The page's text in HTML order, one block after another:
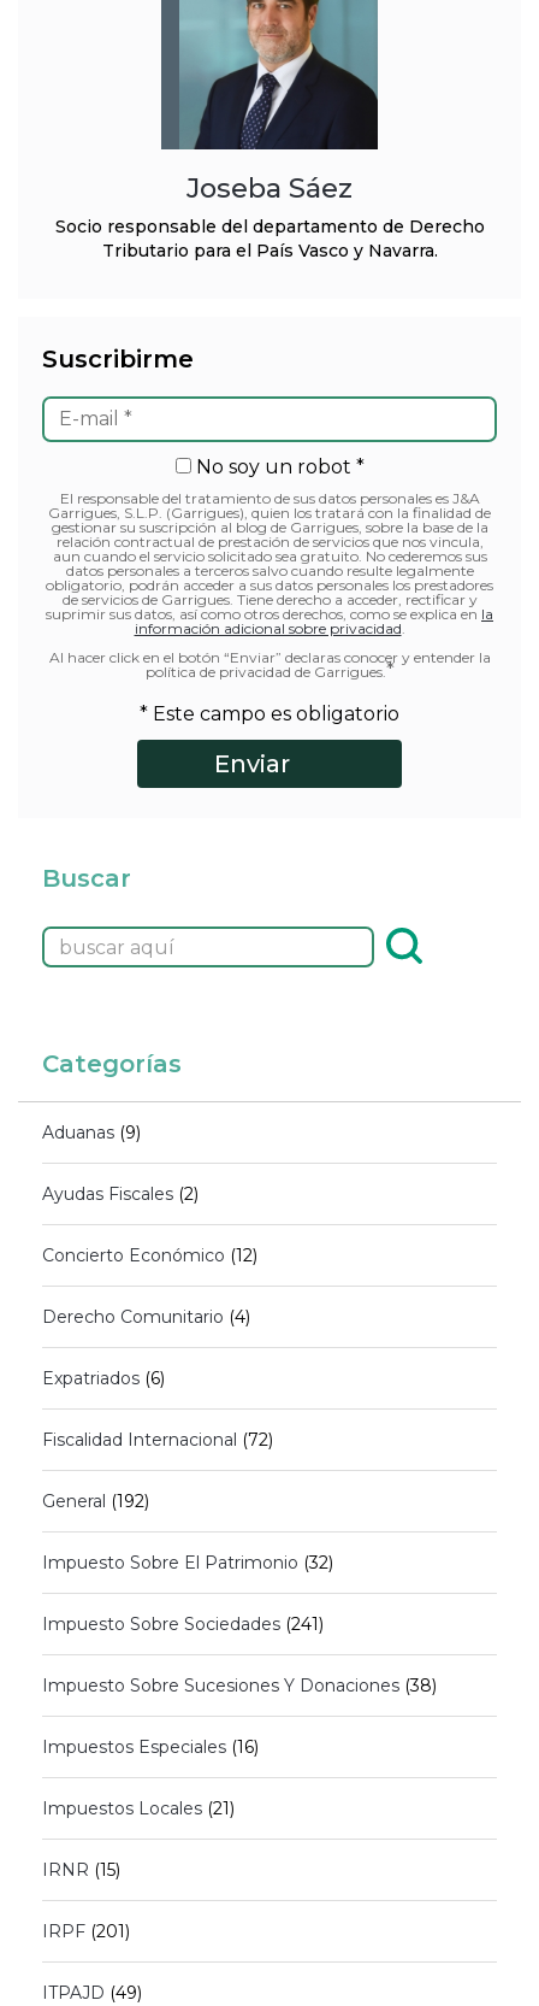
Joseba Sáez
Socio responsable del departamento de Derecho
Tributario para el País Vasco y Navarra.
Suscribirme
No soy un robot *
El responsable del tratamiento de sus datos personales es J&A
Garrigues, S.L.P. (Garrigues), quien los tratará con la finalidad de
gestionar su suscripción al blog de Garrigues, sobre la base de la
relación contractual de prestación de servicios que nos vincula,
aun cuando el servicio solicitado sea gratuito. No cederemos sus
datos personales a terceros salvo cuando resulte legalmente
obligatorio, podrán acceder a sus datos personales los prestadores
de servicios de Garrigues. Tiene derecho a acceder, rectificar y
suprimir sus datos, así como otros derechos, como se explica en la
información adicional sobre privacidad.
Al hacer click en el botón “Enviar” declaras conocer y entender la
política de privacidad de Garrigues.*
* Este campo es obligatorio
Buscar
Categorías
Aduanas (9)
Ayudas Fiscales (2)
Concierto Económico (12)
Derecho Comunitario (4)
Expatriados (6)
Fiscalidad Internacional (72)
General (192)
Impuesto Sobre El Patrimonio (32)
Impuesto Sobre Sociedades (241)
Impuesto Sobre Sucesiones Y Donaciones (38)
Impuestos Especiales (16)
Impuestos Locales (21)
IRNR (15)
IRPF (201)
ITPAJD (49)